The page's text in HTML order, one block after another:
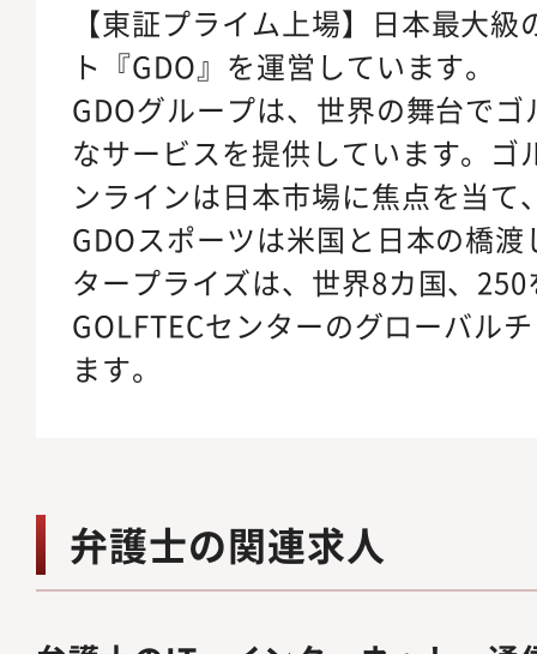
【東証プライム上場】日本最大
ト『GDO』を運営しています。
GDOグループは、世界の舞台で
なサービスを提供しています。ゴ
ンラインは日本市場に焦点を当て
GDOスポーツは米国と日本の橋渡
タープライズは、世界8カ国、
GOLFTECセンターのグローバル
ます。
弁護士の関連求人